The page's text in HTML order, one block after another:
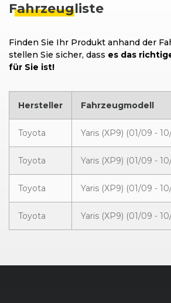
Fahrzeugliste
Finden Sie Ihr Produkt anhand der
stellen Sie sicher, dass es das
für Sie ist!
Hersteller Fahrzeugmodell
Toyota Yaris (XP9) (01/09 - 10/
Toyota Yaris (XP9) (01/09 - 10/
Toyota Yaris (XP9) (01/09 - 10/
Toyota Yaris (XP9) (01/09 - 10/